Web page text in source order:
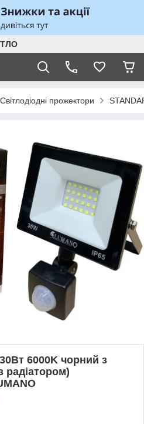
Світлодіодні прожектори
6000K чорний з